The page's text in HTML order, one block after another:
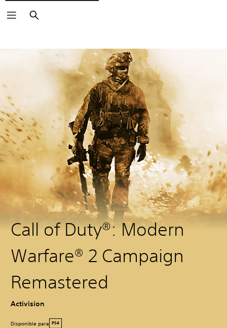
Buscar
Call of Duty®: Modern
Warfare® 2 Campaign
Remastered
Activision
Disponible para PS4